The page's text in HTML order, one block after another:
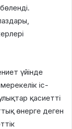
үйінде
іс-
қасиетті
өнерге деген